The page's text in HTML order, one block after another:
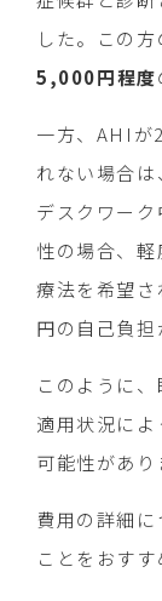
した。この
5,000円程度
一方、AHIが
れない場合は
デスクワー
性の場合、
療法を希望
円の自己負担
このように
適用状況に
可能性があり
費用の詳細
ことをおすす